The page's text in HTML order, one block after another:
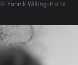
© Yannik Willing-Holtz